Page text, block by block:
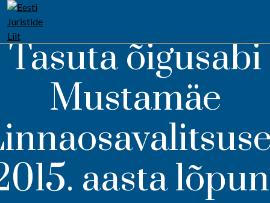
Tasuta õigusabi
Mustamäe
aasta